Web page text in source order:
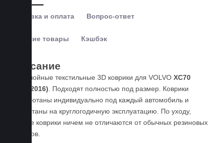
Доставка и оплата Вопрос-ответ
Похожие товары Кэшбэк
Описание
Пятислойные текстильные 3D коврики для VOLVO XC70
(2007-2016) . Подходят полностью под размер. Коврики
разработаны индивидуально под каждый автомобиль и
рассчитаны на круглогодичную эксплуатацию. По уходу,
данные коврики ничем не отличаются от обычных резиновых
ковриков.